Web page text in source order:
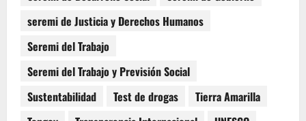
seremi de Justicia y Derechos Humanos
Seremi del Trabajo
Seremi del Trabajo y Previsión Social
Sustentabilidad
Test de drogas
Tierra Amarilla